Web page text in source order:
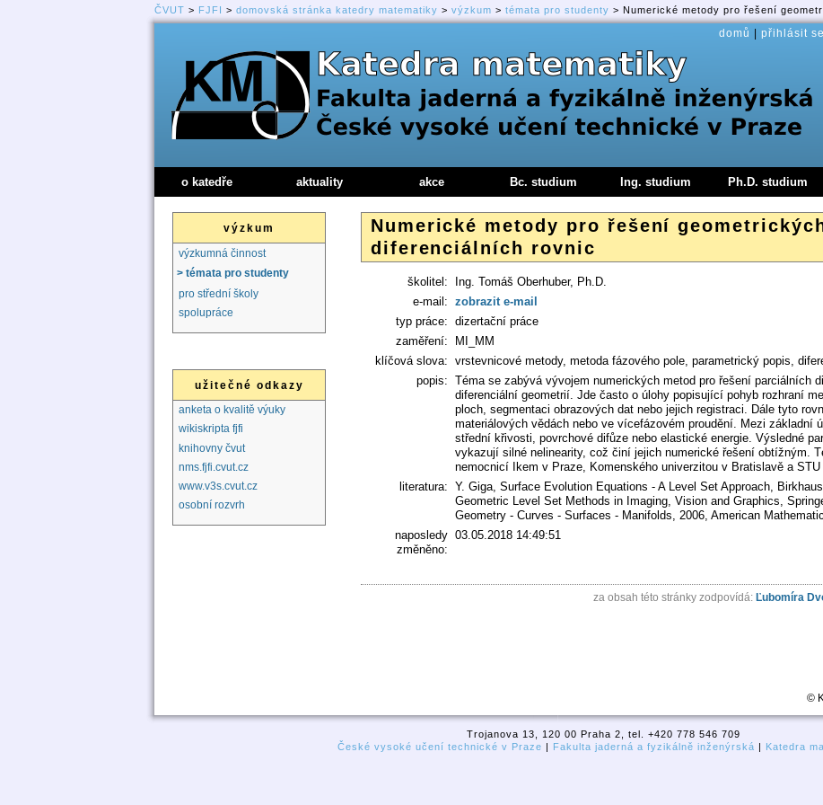
ČVUT > FJFI > domovská stránka katedry matematiky > výzkum > témata pro studenty > Numerické metody pro řešení
Numerické metody pro řešení
diferenciálních rovnic
školitel:
Ing. Tomáš Oberhuber, Ph.D.
e-mail: zobrazit e-mail
typ práce: dizertační práce
zaměření:
MI_MM
klíčová slova: vrstevnicové metody, metoda fázového pole, parametrický popis,
popis: Téma se zabývá vývojem numerických metod pro řešení parciálních
diferenciální geometrií. Jde často o úlohy popisující pohyb rozhraní
ploch, segmentaci obrazových dat nebo jejich registraci. Dále tyto
materiálových vědách nebo ve vícefázovém proudění. Mezi základní
střední křivosti, povrchové difůze nebo elastické energie. Výsledné
vykazují silné nelinearity, což činí jejich numerické řešení obtížným.
nemocnicí Ikem v Praze, Komenského univerzitou v Bratislavě a STU
literatura: Y. Giga, Surface Evolution Equations - A Level Set Approach,
Geometric Level Set Methods in Imaging, Vision and Graphics,
Geometry - Curves - Surfaces - Manifolds, 2006, American
naposledy
změněno:
03.05.2018 14:49:51
za obsah této stránky zodpovídá: Ľubomíra
domů přihlásit se
o katedře aktuality akce Bc. studium Ing. studium Ph.D. studium
výzkum
výzkumná činnost
> témata pro studenty
pro střední školy
spolupráce
užitečné odkazy
anketa o kvalitě výuky
wikiskripta fjfi
knihovny čvut
nms.fjfi.cvut.cz
www.v3s.cvut.cz
osobní rozvrh
©
Trojanova 13, 120 00 Praha 2, tel. +420 778 546 709
České vysoké učení technické v Praze | Fakulta jaderná a fyzikálně inženýrská | Katedra